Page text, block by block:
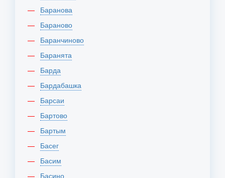
Баранова
Бараново
Баранчиново
Баранята
Барда
Бардабашка
Барсаи
Бартово
Бартым
Басег
Басим
Басино